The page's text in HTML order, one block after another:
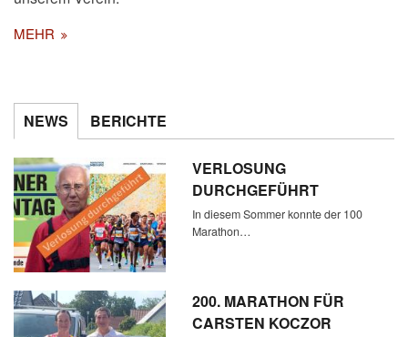
MEHR
NEWS BERICHTE
VERLOSUNG
DURCHGEFÜHRT
In diesem Sommer konnte der 100
Marathon…
200. MARATHON FÜR
CARSTEN KOCZOR